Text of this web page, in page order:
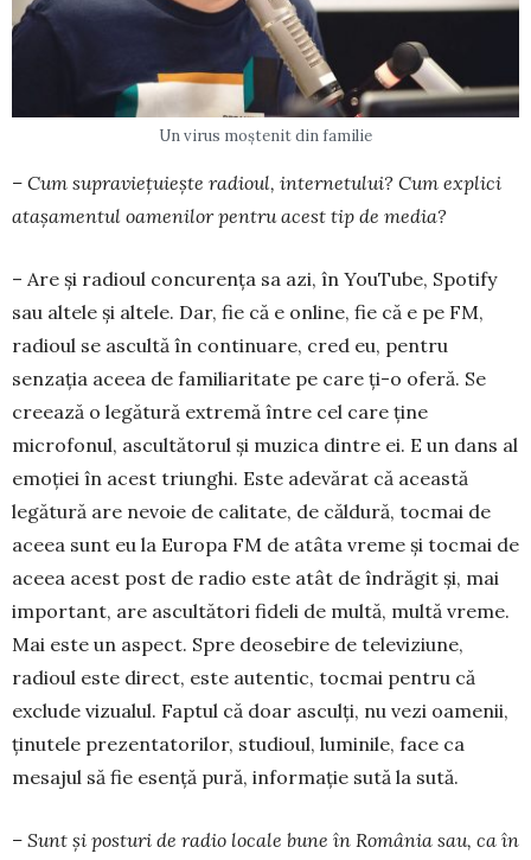
Un virus moştenit din familie
– Cum supraviețuiește radioul, internetului? Cum explici
ataşamentul oamenilor pentru acest tip de media?
– Are şi radioul concurenţa sa azi, în YouTube, Spotify
sau altele şi altele. Dar, fie că e online, fie că e pe FM,
radioul se ascultă în continuare, cred eu, pentru
senzaţia aceea de familiaritate pe care ţi-o oferă. Se
creează o legătură extremă între cel care ţine
microfonul, ascultătorul şi muzica dintre ei. E un dans al
emoţiei în acest triunghi. Este adevărat că această
legătură are nevoie de calitate, de căl­dură, tocmai de
aceea sunt eu la Europa FM de atâta vreme şi tocmai de
aceea acest post de radio este atât de îndrăgit şi, mai
important, are ascultători fideli de multă, multă vreme.
Mai este un aspect. Spre deosebire de televiziune,
radioul este direct, este autentic, tocmai pentru că
exclude vizualul. Fap­tul că doar asculţi, nu vezi oamenii,
ţinutele pre­zentatorilor, studioul, luminile, face ca
mesajul să fie esenţă pură, informaţie sută la sută.
– Sunt şi posturi de radio locale bune în România sau, ca în